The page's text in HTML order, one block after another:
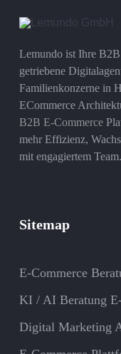
Lemundo ist Ihre
getriebene
Familienkonzerne in
ECommerce
B2B E-Commerce
mehr Effizienz,
mit engagiertem
Sitemap
E-Commerce
KI / AI Beratung
Digital Marketing